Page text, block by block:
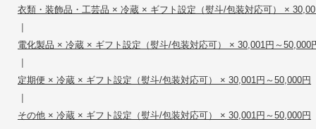
衣類・装飾品・工芸品 × 冷蔵 × ギフト設定（熨斗/包装対応可） ×
|
電化製品 × 冷蔵 × ギフト設定（熨斗/包装対応可） × 30,001円～50,000
|
定期便 × 冷蔵 × ギフト設定（熨斗/包装対応可） × 30,001円～50,000円
|
その他 × 冷蔵 × ギフト設定（熨斗/包装対応可） × 30,001円～50,000円